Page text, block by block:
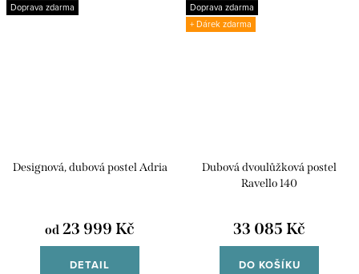
Doprava zdarma
Designová, dubová postel Adria
od 23 999 Kč
DETAIL
Doprava zdarma
+ Dárek zdarma
Dubová dvoulůžková postel
Ravello 140
33 085 Kč
DO KOŠÍKU